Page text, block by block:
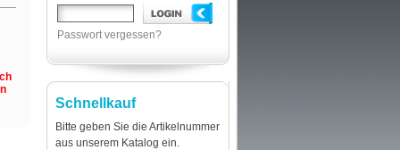
Passwort vergessen?
Schnellkauf
Bitte geben Sie die Artikelnummer
aus unserem Katalog ein.